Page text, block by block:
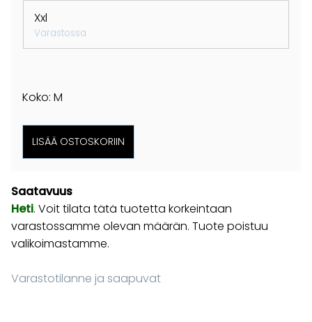
Xxl
Varastossa
Koko: M
Saatavuus
Heti. Voit tilata tätä tuotetta korkeintaan
varastossamme olevan määrän. Tuote poistuu
valikoimastamme.
Varastotilanne ja saapuvat